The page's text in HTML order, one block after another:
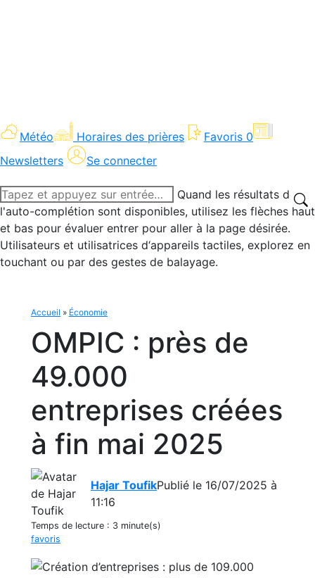
Météo Horaires des prières Favoris 0
Newsletters
Se connecter
Recherche
:
Quand les résultats de
l'auto-complétion sont disponibles, utilisez les flèches haut
et bas pour évaluer entrer pour aller à la page désirée.
Utilisateurs et utilisatrices d‘appareils tactiles, explorez en
touchant ou par des gestes de balayage.
Accueil » Économie
OMPIC : près de
49.000
entreprises créées
à fin mai 2025
Hajar ToufikPublié le 16/07/2025 à
11:16
Temps de lecture : 3 minute(s)
favoris